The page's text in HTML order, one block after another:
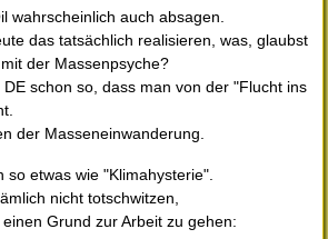
wahrscheinlich auch absagen.
das tatsächlich realisieren, was, glaubst
der Massenpsyche?
DE schon so, dass man von der "Flucht ins
der Masseneinwanderung.
so etwas wie "Klimahysterie".
nicht totschwitzen,
Grund zur Arbeit zu gehen: